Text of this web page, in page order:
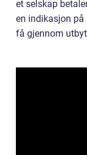
et selskap
en indikasjon på
få gjennom